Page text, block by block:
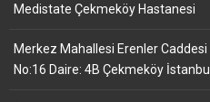
Medistate Çekmeköy Hastanesi
Merkez Mahallesi Erenler Caddesi
No:16 Daire: 4B Çekmeköy İstanbul